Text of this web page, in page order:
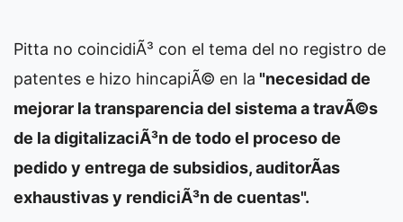
Pitta no coincidiÃ³ con el tema del no registro de
patentes e hizo hincapiÃ© en la "necesidad de
mejorar la transparencia del sistema a travÃ©s
de la digitalizaciÃ³n de todo el proceso de
pedido y entrega de subsidios, auditorÃ­as
exhaustivas y rendiciÃ³n de cuentas".